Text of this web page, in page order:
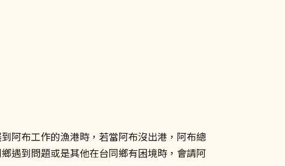
阿布工作的漁港時，若當阿布沒出港，阿布總
遇到問題或是其他在台同鄉有困境時，會請阿